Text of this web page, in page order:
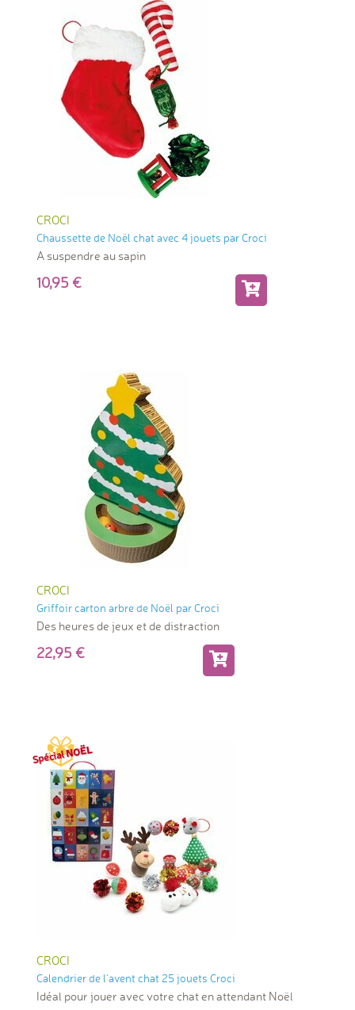
CROCI
Chaussette de Noël chat avec 4 jouets par Croci
A suspendre au sapin
10,95
CROCI
Griffoir carton arbre de Noël par Croci
Des heures de jeux et de distraction
22,95
CROCI
Calendrier de l'avent chat 25 jouets Croci
Idéal pour jouer avec votre chat en attendant Noël